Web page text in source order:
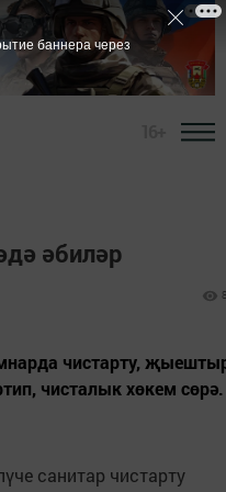
әбиләр
чистарту,
чисталык хөкем сөрә.
санитар чистарту
баннера через